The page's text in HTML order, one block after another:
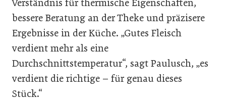
Verständnis für thermische Eigenschaften,
bessere Beratung an der Theke und präzisere
Ergebnisse in der Küche. „Gutes Fleisch
verdient mehr als eine
Durchschnittstemperatur“, sagt Paulusch, „es
verdient die richtige – für genau dieses
Stück.“